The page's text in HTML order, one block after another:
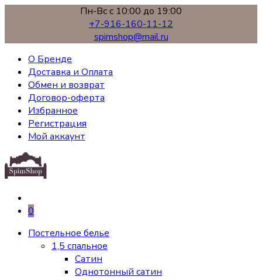
Пн-Вс с 10:00 до 19:00
+7-916-160-11-12
spimshop@mail.ru
О Бренде
Доставка и Оплата
Обмен и возврат
Договор-оферта
Избранное
Регистрация
Мой аккаунт
0
Постельное белье
1,5 спальное
Сатин
Однотонный сатин